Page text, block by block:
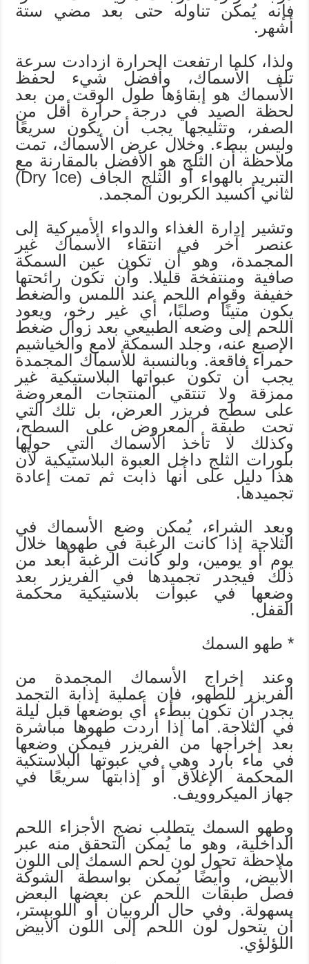
فإنه يُمكن تناوله حتى بعد مضي ستة
أشهر.
ولذا، كلما ارتفعت الحرارة ازدادت سرعة
تلف الأسماك، وأفضل شيء لحفظ
الأسماك هو إبقاؤها طول الوقت من بعد
لحظة الصيد في درجة حرارة أقل من
الصفر، وتثليجها يجب أن يكون سريعًا
وليس ببطء. وخلال عرض الأسماك، تمت
ملاحظة أن الثلج هو الأفضل بالمقارنة مع
التبريد بالهواء أو الثلج الجاف (Dry Ice)
لثاني أكسيد الكربون المجمد.
وتشير إدارة الغذاء والدواء الأميركية إلى
عنصر آخر في انتقاء الأسماك غير
المجمدة، وهو أن تكون عين السمكة
صافية ومنتفخة قليلا. وأن تكون رائحتها
خفيفة وقوام اللحم عند اللمس والضغط
يكون متينًا وصلبًا، أي غير رخو، ويعود
اللحم إلى وضعه الطبيعي بعد زوال ضغط
الإصبع عنه، وجلد السمكة لامع والخياشيم
حمراء فاقعة. وبالنسبة للأسماك المجمدة
يجب أن تكون عبواتها البلاستيكية غير
ممزقة ولا تنتقي المنتجات المعروضة
على سطح فريزر العرض، بل تلك التي
تحت طبقة المعروض على السطح،
وكذلك لا تأخذ الأسماك التي حولها
بلورات الثلج داخل العبوة البلاستيكية لأن
هذا دليل على أنها ذابت ثم تمت إعادة
تجميدها.
وبعد الشراء، يُمكن وضع الأسماك في
الثلاجة إذا كانت الرغبة في طهوها خلال
يوم أو يومين، ولو كانت الرغبة أبعد من
ذلك فيجدر تجميدها في الفريزر بعد
وضعها في عبوات بلاستيكية محكمة
القفل.
* طهو السمك
وعند إخراج الأسماك المجمدة من
الفريزر للطهو، فإن عملية إذابة التجمد
يجدر أن تكون ببطء، أي بوضعها قبل ليلة
في الثلاجة. أما إذا أردت طهوها مباشرة
بعد إخراجها من الفريزر فيمكن وضعها
في ماء بارد وهي في عبوتها البلاستكية
المحكمة الإغلاق أو إذابتها سريعًا في
جهاز الميكروويف.
وطهو السمك يتطلب نضج الأجزاء اللحم
الداخلية، وهو ما يُمكن التحقق منه عبر
ملاحظة تحول لون لحم السمك إلى اللون
الأبيض، وأيضًا يُمكن بواسطة الشوكة
فصل طبقات اللحم عن بعضها البعض
بسهولة. وفي حال الروبيان أو اللوبستر،
أن يتحول لون اللحم إلى اللون الأبيض
اللؤلؤي.